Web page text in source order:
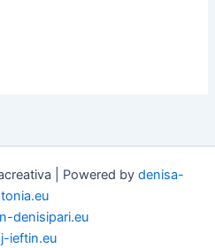
| Powered by denisa-
denisipari.eu
ieftin.eu